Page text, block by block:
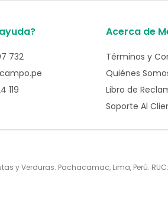
732
119
Acerca de
Términos y
Quiénes
Libro de
Soporte Al
y Verduras. Pachacamac, Lima, Perú.